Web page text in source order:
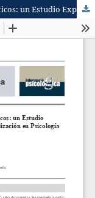
Apoyo Psicológico a los Intérpretes Artísticos: un Estudio Exploratorio. Implicaciones hacia una Especialización en Psicología de las Artes Escénicas.